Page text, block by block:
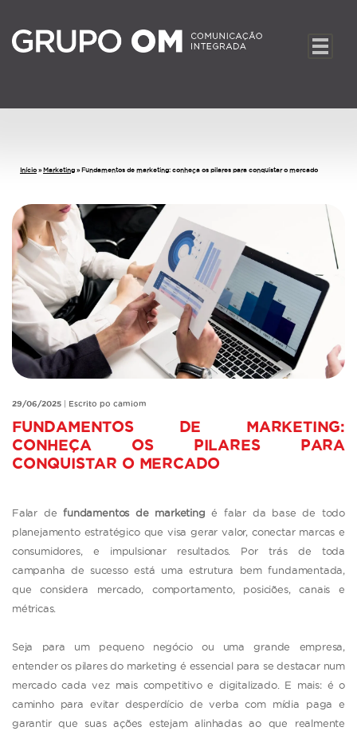
Início » Marketing » Fundamentos de marketing: conheça os pilares para conquistar o mercado
29/06/2025 Escrito po camiom
FUNDAMENTOS DE MARKETING:
CONHEÇA OS PILARES PARA
CONQUISTAR O MERCADO
Falar defundamentos de marketing é falar da base de todo
planejamento estratégico que visa gerar valor, conectar marcas e
consumidores, e impulsionar resultados. Por trás de toda
campanha de sucesso está uma estrutura bem fundamentada,
que considera mercado, comportamento, posiciões, canais e
métricas.
Seja para um pequeno negócio ou uma grande empresa,
entender os pilares do marketing é essencial para se destacar num
mercado cada vez mais competitivo e digitalizado. E mais: é o
caminho para evitar desperdício de verba com mídia paga e
garantir que suas ações estejam alinhadas ao que realmente